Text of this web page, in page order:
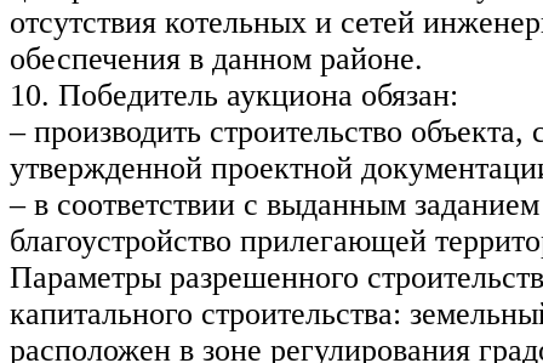
отсутствия котельных и сетей
обеспечения в данном районе.
10. Победитель аукциона обязан:
– производить строительство объекта,
утвержденной проектной
– в соответствии с выданным
благоустройство прилегающей
Параметры разрешенного
капитального строительства:
расположен в зоне регулирования